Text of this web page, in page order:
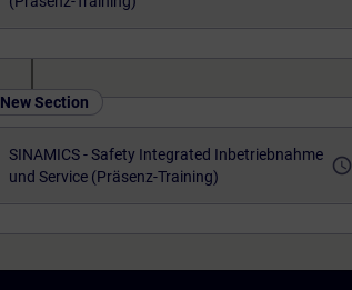
New Section
SINAMICS - Safety Integrated Inbetriebnahme
und Service (Präsenz-Training)
access_time